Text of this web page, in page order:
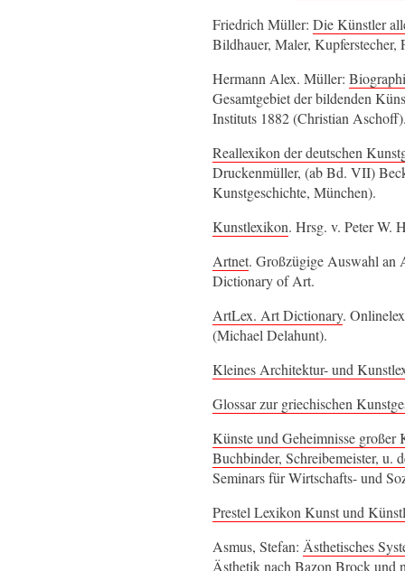
Friedrich Müller:Die Künstler
Bildhauer, Maler, Kupferstecher,
Hermann Alex. Müller:
Gesamtgebiet der bildenden
Instituts 1882 (Christian
Reallexikon der deutschen
Druckenmüller, (ab Bd. VII)
Kunstgeschichte, München).
Kunstlexikon. Hrsg. v. Peter W.
Artnet. Großzügige Auswahl
Dictionary of Art.
ArtLex. Art Dictionary.
(Michael Delahunt).
Kleines Architektur- und
Glossar zur griechischen
Künste und Geheimnisse großer
Buchbinder, Schreibemeister, u.
Seminars für Wirtschafts- und
Prestel Lexikon Kunst und
Asmus, Stefan: Ästhetisches
Ästhetik nach Bazon Brock und